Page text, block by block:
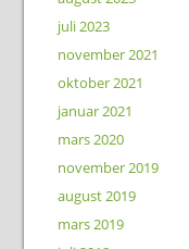
juli 2023
november 2021
oktober 2021
januar 2021
mars 2020
november 2019
august 2019
mars 2019